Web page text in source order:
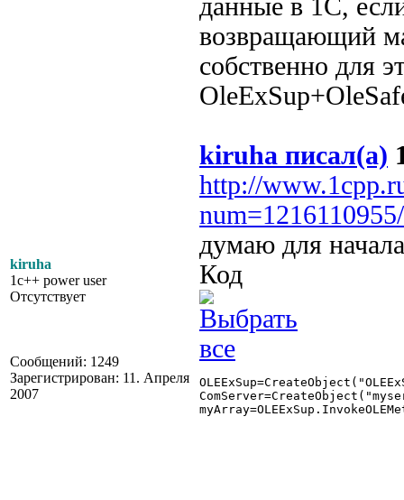
kiruha
1c++ power user
Отсутствует
Сообщений: 1249
Зарегистрирован: 11. Апреля
2007
данные в 1С,
возвращающий
собственно для
kiruha писал(а)
http://
думаю для
Код